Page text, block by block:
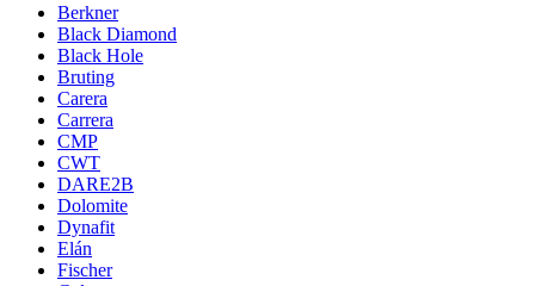
Berkner
Black Diamond
Black Hole
Bruting
Carera
Carrera
CMP
CWT
DARE2B
Dolomite
Dynafit
Elán
Fischer